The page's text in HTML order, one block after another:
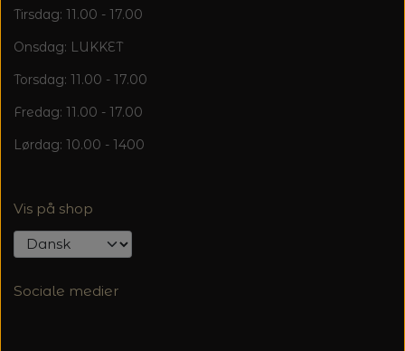
Tirsdag: 11.00 - 17.00
Onsdag: LUKKET
Torsdag: 11.00 - 17.00
Fredag: 11.00 - 17.00
Lørdag: 10.00 - 1400
Vis på shop
Sociale medier